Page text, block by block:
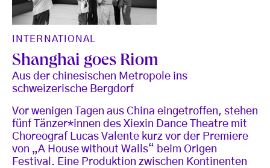
INTERNATIONAL
Shanghai goes Riom
Aus der chinesischen Metropole ins
schweizerische Bergdorf
Vor wenigen Tagen aus China eingetroffen, stehen
fünf Tänzer*innen des Xiexin Dance Theatre mit
Choreograf Lucas Valente kurz vor der Premiere
von „A House without Walls“ beim Origen
Festival. Eine Produktion zwischen Kontinenten